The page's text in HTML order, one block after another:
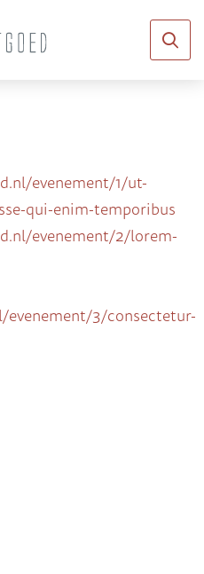
evenement/1/ut-
qui-enim-temporibus
evenement/2/lorem-
evenement/3/consectetur-